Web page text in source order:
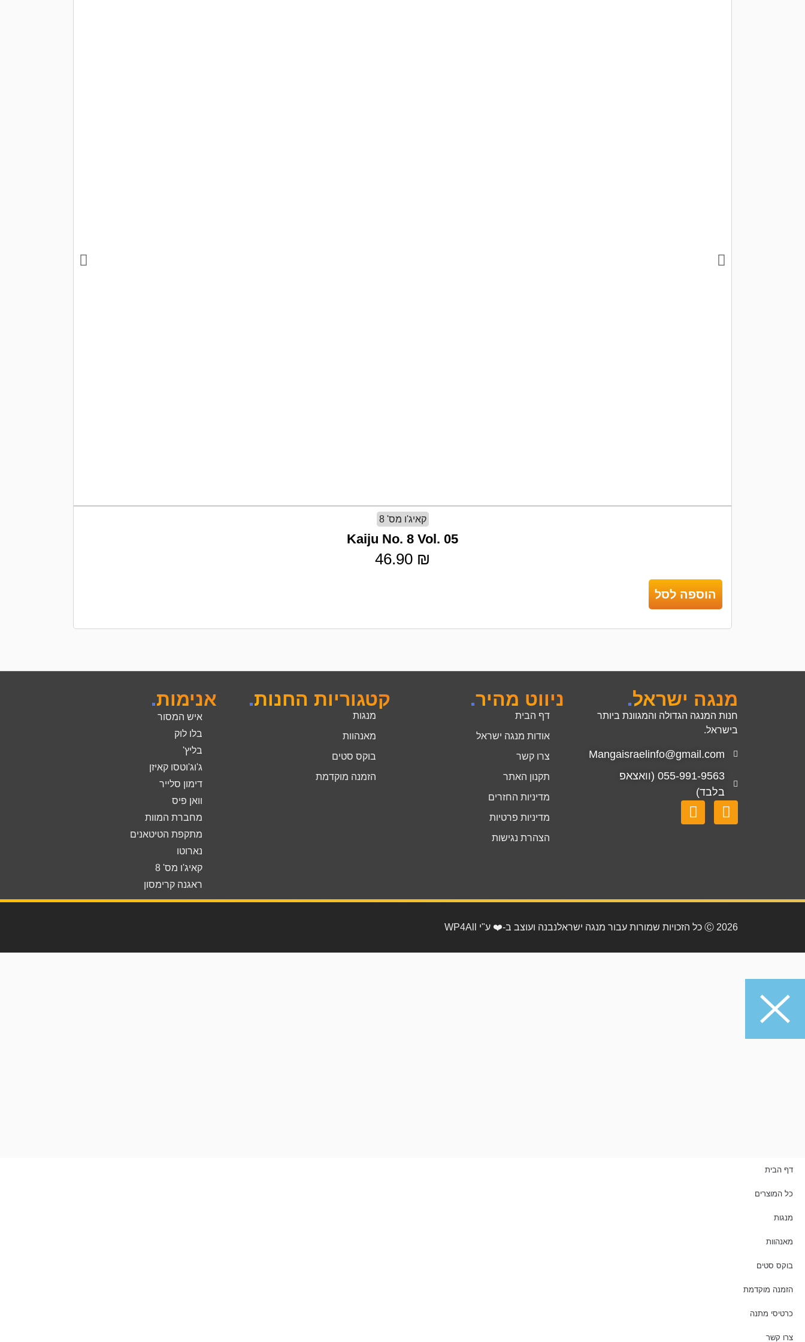
קאיג'ו מס' 8
Kaiju No. 8 Vol. 05
46.90 ₪
הוספה לסל
מנגה ישראל.
חנות המנגה הגדולה והמגוונת ביותר
בישראל.
Mangaisraelinfo@gmail.com
055-991-9563 (וואצאפ
בלבד)
ניווט מהיר.
דף הבית
אודות מנגה ישראל
צרו קשר
תקנון האתר
מדיניות החזרים
מדיניות פרטיות
הצהרת נגישות
קטגוריות החנות.
מנגות
מאנהוות
בוקס סטים
הזמנה מוקדמת
אנימות.
איש המסור
בלו לוק
בליץ'
ג'וג'וטסו קאיזן
דימון סלייר
וואן פיס
מחברת המוות
מתקפת הטיטאנים
נארוטו
קאיג'ו מס' 8
ראגנה קרימסון
2026 Ⓒ כל הזכויות שמורות עבור מנגה ישראל נבנה ועוצב ב-❤️ ע"י WP4All
דף הבית
כל המוצרים
מנגות
מאנהוות
בוקס סטים
הזמנה מוקדמת
כרטיסי מתנה
צרו קשר